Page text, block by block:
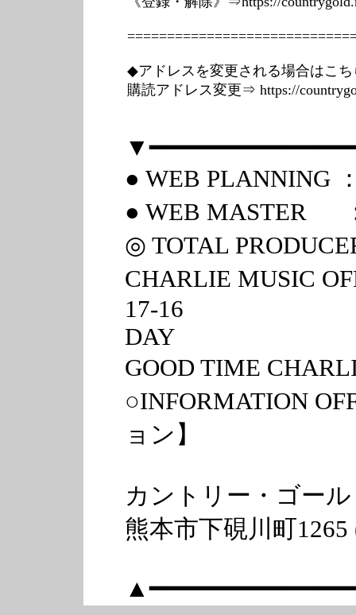
◆アドレスを変更される場合はこ
購読アドレス変更⇒ https://
● WEB PLANNING
● WEB MASTER
◎ TOTAL
CHARLIE MUSIC
17-16
DAY
GOOD TIME
○INFORMATION
ョン】
カントリー・ゴー
熊本市下硯川町